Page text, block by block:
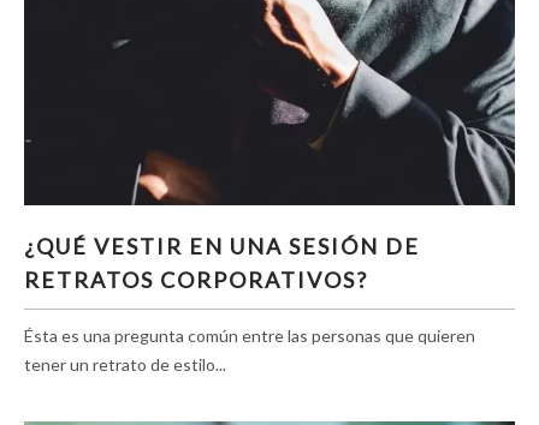
¿QUÉ VESTIR EN UNA SESIÓN DE RETRATOS
CORPORATIVOS?
¿QUÉ VESTIR EN UNA SESIÓN DE
RETRATOS CORPORATIVOS?
Ésta es una pregunta común entre las personas que quieren
tener un retrato de estilo...